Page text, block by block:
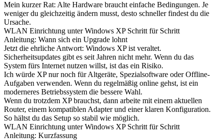
Mein kurzer Rat: Alte Hardware braucht einfache Bedingungen. Je
weniger du gleichzeitig ändern musst, desto schneller findest du die
Ursache.
WLAN Einrichtung unter Windows XP Schritt für Schritt
Anleitung: Wann sich ein Upgrade lohnt
Jetzt die ehrliche Antwort: Windows XP ist veraltet.
Sicherheitsupdates gibt es seit Jahren nicht mehr. Wenn du das
System fürs Internet nutzen willst, ist das ein Risiko.
Ich würde XP nur noch für Altgeräte, Spezialsoftware oder Offline-
Aufgaben verwenden. Wenn du regelmäßig online gehst, ist ein
moderneres Betriebssystem die bessere Wahl.
Wenn du trotzdem XP brauchst, dann arbeite mit einem aktuellen
Router, einem kompatiblen Adapter und einer klaren Konfiguration.
So hältst du das Setup so stabil wie möglich.
WLAN Einrichtung unter Windows XP Schritt für Schritt
Anleitung: Kurzfassung